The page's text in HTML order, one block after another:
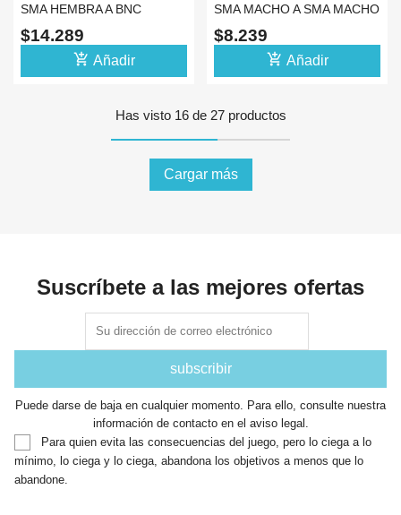
SMA HEMBRA A BNC
HEMBRA COAXIAL
ADAPTADOR
$14.289
add_shopping_cart Añadir
SMA MACHO A SMA MACHO
COAXIAL ADAPTADOR
$8.239
add_shopping_cart Añadir
Has visto 16 de 27 productos
Cargar más
Suscríbete a las mejores ofertas
Puede darse de baja en cualquier momento. Para ello, consulte nuestra
información de contacto en el aviso legal.
Para quien evita las consecuencias del juego, pero lo ciega a lo
mínimo, lo ciega y lo ciega, abandona los objetivos a menos que lo
abandone.